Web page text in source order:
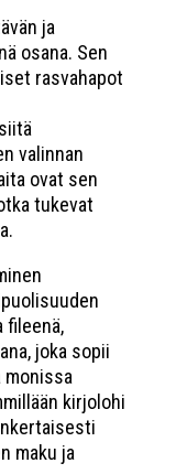
ja
osana. Sen
rasvahapot
valinnan
ovat sen
tukevat
fileenä,
joka sopii
monissa
kirjolohi
maku ja